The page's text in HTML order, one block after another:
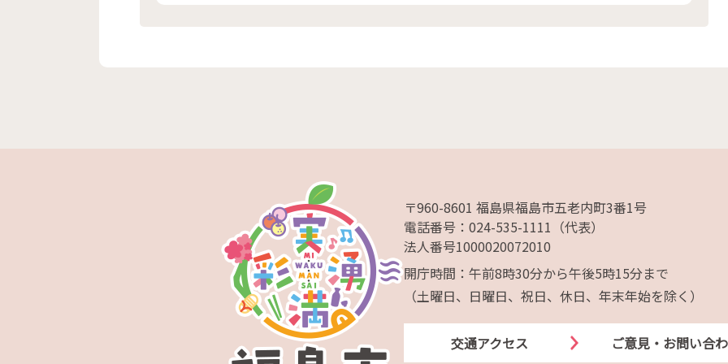
〒960-8601 福島県福島市五老内町3番1号
電話番号：024-535-1111（代表）
法人番号1000020072010
開庁時間：午前8時30分から午後5時15分まで
（土曜日、日曜日、祝日、休日、年末年始を除く）
交通アクセス ご意見・お問い合